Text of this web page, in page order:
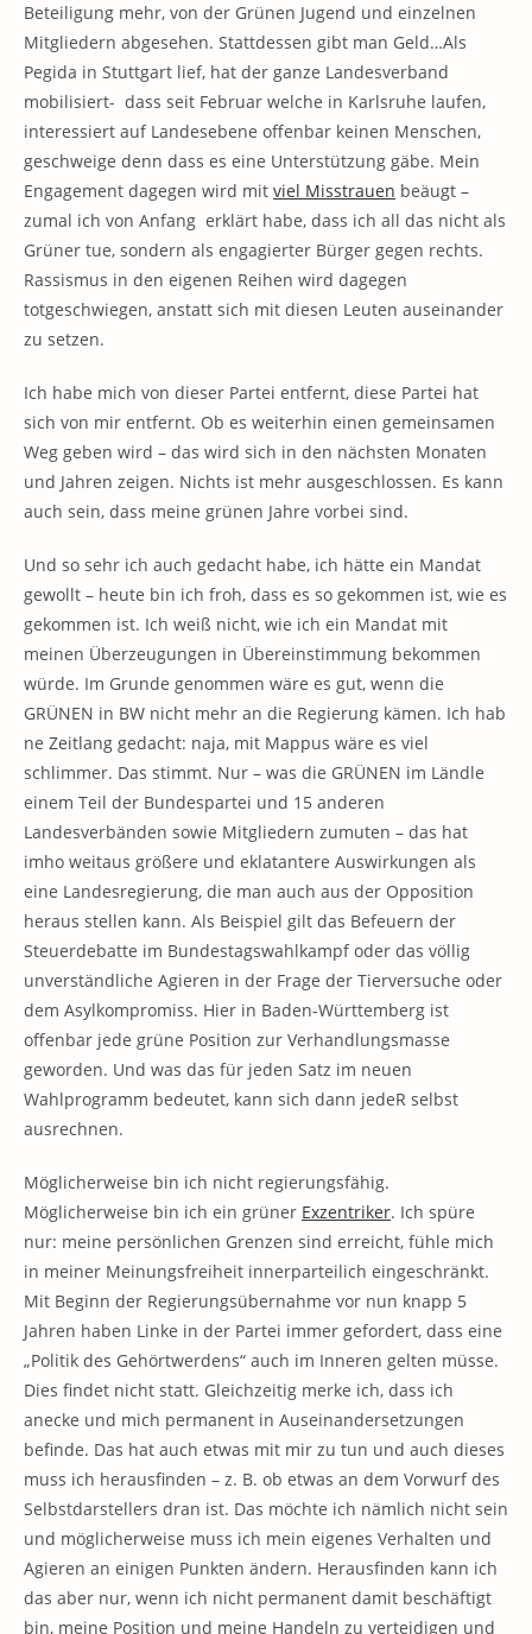
Beteiligung mehr, von der Grünen Jugend und einzelnen
Mitgliedern abgesehen. Stattdessen gibt man Geld…Als
Pegida in Stuttgart lief, hat der ganze Landesverband
mobilisiert- dass seit Februar welche in Karlsruhe laufen,
interessiert auf Landesebene offenbar keinen Menschen,
geschweige denn dass es eine Unterstützung gäbe. Mein
Engagement dagegen wird mit viel Misstrauen beäugt –
zumal ich von Anfang erklärt habe, dass ich all das nicht als
Grüner tue, sondern als engagierter Bürger gegen rechts.
Rassismus in den eigenen Reihen wird dagegen
totgeschwiegen, anstatt sich mit diesen Leuten auseinander
zu setzen.
Ich habe mich von dieser Partei entfernt, diese Partei hat
sich von mir entfernt. Ob es weiterhin einen gemeinsamen
Weg geben wird – das wird sich in den nächsten Monaten
und Jahren zeigen. Nichts ist mehr ausgeschlossen. Es kann
auch sein, dass meine grünen Jahre vorbei sind.
Und so sehr ich auch gedacht habe, ich hätte ein Mandat
gewollt – heute bin ich froh, dass es so gekommen ist, wie es
gekommen ist. Ich weiß nicht, wie ich ein Mandat mit
meinen Überzeugungen in Übereinstimmung bekommen
würde. Im Grunde genommen wäre es gut, wenn die
GRÜNEN in BW nicht mehr an die Regierung kämen. Ich hab
ne Zeitlang gedacht: naja, mit Mappus wäre es viel
schlimmer. Das stimmt. Nur – was die GRÜNEN im Ländle
einem Teil der Bundespartei und 15 anderen
Landesverbänden sowie Mitgliedern zumuten – das hat
imho weitaus größere und eklatantere Auswirkungen als
eine Landesregierung, die man auch aus der Opposition
heraus stellen kann. Als Beispiel gilt das Befeuern der
Steuerdebatte im Bundestagswahlkampf oder das völlig
unverständliche Agieren in der Frage der Tierversuche oder
dem Asylkompromiss. Hier in Baden-Württemberg ist
offenbar jede grüne Position zur Verhandlungsmasse
geworden. Und was das für jeden Satz im neuen
Wahlprogramm bedeutet, kann sich dann jedeR selbst
ausrechnen.
Möglicherweise bin ich nicht regierungsfähig.
Möglicherweise bin ich ein grüner Exzentriker. Ich spüre
nur: meine persönlichen Grenzen sind erreicht, fühle mich
in meiner Meinungsfreiheit innerparteilich eingeschränkt.
Mit Beginn der Regierungsübernahme vor nun knapp 5
Jahren haben Linke in der Partei immer gefordert, dass eine
„Politik des Gehörtwerdens“ auch im Inneren gelten müsse.
Dies findet nicht statt. Gleichzeitig merke ich, dass ich
anecke und mich permanent in Auseinandersetzungen
befinde. Das hat auch etwas mit mir zu tun und auch dieses
muss ich herausfinden – z. B. ob etwas an dem Vorwurf des
Selbstdarstellers dran ist. Das möchte ich nämlich nicht sein
und möglicherweise muss ich mein eigenes Verhalten und
Agieren an einigen Punkten ändern. Herausfinden kann ich
das aber nur, wenn ich nicht permanent damit beschäftigt
bin, meine Position und meine Handeln zu verteidigen und